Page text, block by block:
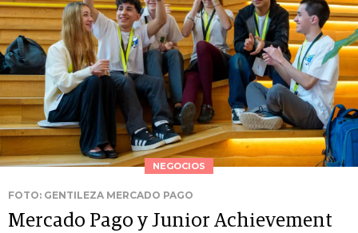
NEGOCIOS
FOTO: GENTILEZA MERCADO PAGO
Mercado Pago y Junior Achievement